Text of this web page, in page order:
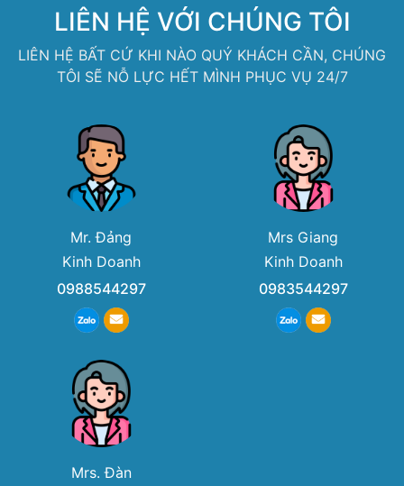
LIÊN HỆ VỚI CHÚNG TÔI
LIÊN HỆ BẤT CỨ KHI NÀO QUÝ KHÁCH CẦN, CHÚNG
TÔI SẼ NỖ LỰC HẾT MÌNH PHỤC VỤ 24/7
Mr. Đảng
Kinh Doanh
0988544297
Mrs Giang
Kinh Doanh
0983544297
Mrs. Đàn